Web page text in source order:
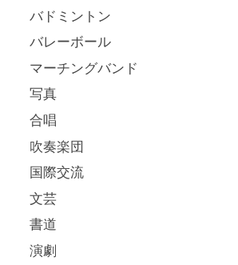
バドミントン
バレーボール
マーチングバンド
写真
合唱
吹奏楽団
国際交流
文芸
書道
演劇